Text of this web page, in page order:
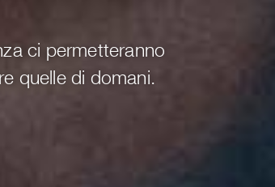
ci permetteranno
quelle di domani.